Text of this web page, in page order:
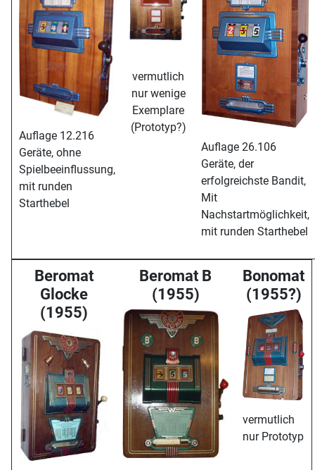
Auflage 12.216
Geräte, ohne
Spielbeeinflussung,
mit runden
Starthebel
vermutlich
nur wenige
Exemplare
(Prototyp?)
Auflage 26.106
Geräte, der
erfolgreichste Bandit,
Mit
Nachstartmöglichkeit,
mit runden Starthebel
Beromat
Glocke
(1955)
Beromat B
(1955)
Bonomat
(1955?)
vermutlich
nur Prototyp